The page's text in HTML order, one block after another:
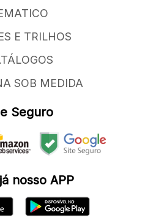
E TRILHOS
SOB MEDIDA
Seguro
nosso APP